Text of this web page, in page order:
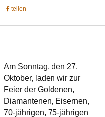
teilen
Am Sonntag, den 27.
Oktober, laden wir zur
Feier der Goldenen,
Diamantenen, Eisernen,
70-jährigen, 75-jährigen